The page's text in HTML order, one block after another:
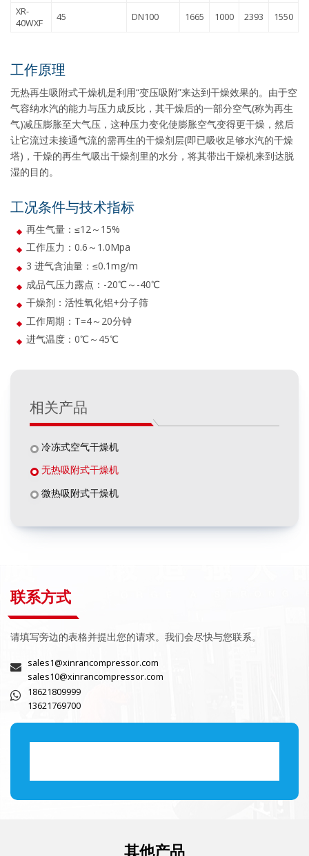
XR-
40WXF
45 DN100 1665 1000 2393 1550
工作原理
无热再生吸附式干燥机是利用“变压吸附”来达到干燥效果的。由于空
气容纳水汽的能力与压力成反比，其干燥后的一部分空气(称为再生
气)减压膨胀至大气压，这种压力变化使膨胀空气变得更干燥，然后
让它流过未接通气流的需再生的干燥剂层(即已吸收足够水汽的干燥
塔)，干燥的再生气吸出干燥剂里的水分，将其带出干燥机来到达脱
湿的目的。
工况条件与技术指标
再生气量：≤12～15%
工作压力：0.6～1.0Mpa
3 进气含油量：≤0.1mg/m
成品气压力露点：-20℃～-40℃
干燥剂：活性氧化铝+分子筛
工作周期：T=4～20分钟
进气温度：0℃～45℃
相关产品
冷冻式空气干燥机
无热吸附式干燥机
微热吸附式干燥机
联系方式
请填写旁边的表格并提出您的请求。我们会尽快与您联系。
sales1@xinrancompressor.com
sales10@xinrancompressor.com
18621809999
13621769700
其他产品